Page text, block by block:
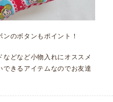
のボタンもポイント！
どなど小物入れにオススメ
できるアイテムなのでお友達